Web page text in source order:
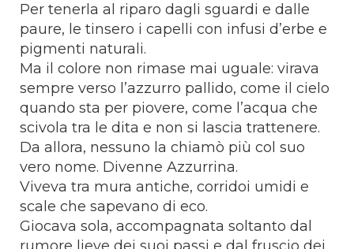
Per tenerla al riparo dagli sguardi e dalle
paure, le tinsero i capelli con infusi d’erbe e
pigmenti naturali.
Ma il colore non rimase mai uguale: virava
sempre verso l’azzurro pallido, come il cielo
quando sta per piovere, come l’acqua che
scivola tra le dita e non si lascia trattenere.
Da allora, nessuno la chiamò più col suo
vero nome. Divenne Azzurrina.
Viveva tra mura antiche, corridoi umidi e
scale che sapevano di eco.
Giocava sola, accompagnata soltanto dal